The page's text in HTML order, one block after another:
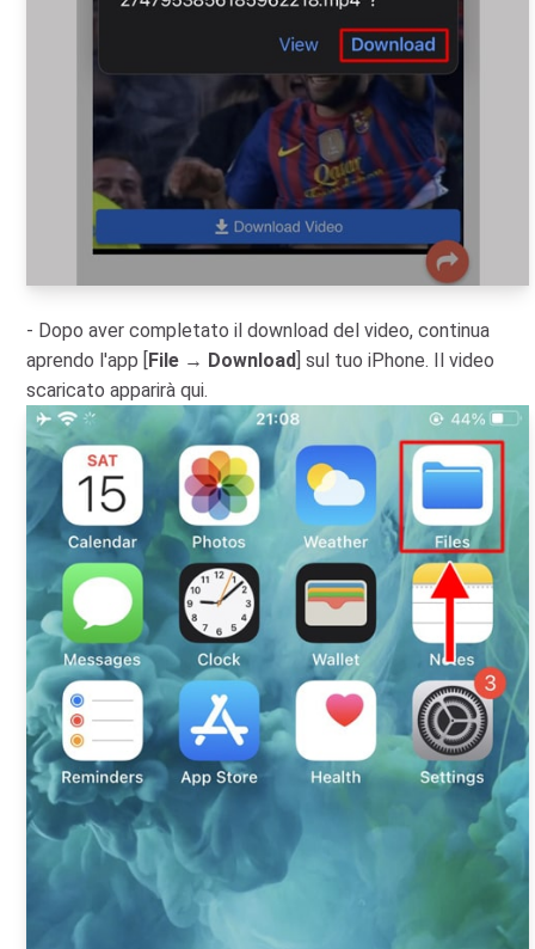
- Dopo aver completato il download del video, continua
aprendo l'app [File → Download] sul tuo iPhone. Il video
scaricato apparirà qui.